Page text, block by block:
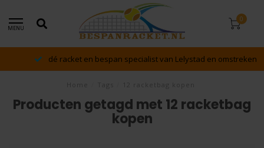
MENU
0
dé racket en bespan specialist van Lelystad en omstreken
Producten getagd met 12 racketbag
kopen